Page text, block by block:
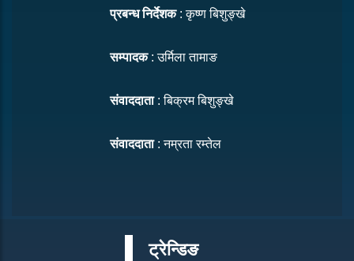
प्रबन्ध निर्देशक: कृष्ण बिशुङ्खे
सम्पादक: उर्मिला तामाङ
संवाददाता: बिक्रम बिशुङ्खे
संवाददाता: नम्रता रम्तेल
ट्रेन्डिङ